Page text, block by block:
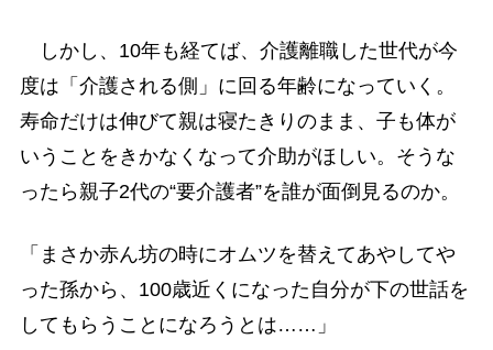
しかし、10年も経てば、介護離職した世代が今
度は「介護される側」に回る年齢になっていく。
寿命だけは伸びて親は寝たきりのまま、子も体が
いうことをきかなくなって介助がほしい。そうな
ったら親子2代の“要介護者”を誰が面倒見るのか。
「まさか赤ん坊の時にオムツを替えてあやしてや
った孫から、100歳近くになった自分が下の世話を
してもらうことになろうとは……」